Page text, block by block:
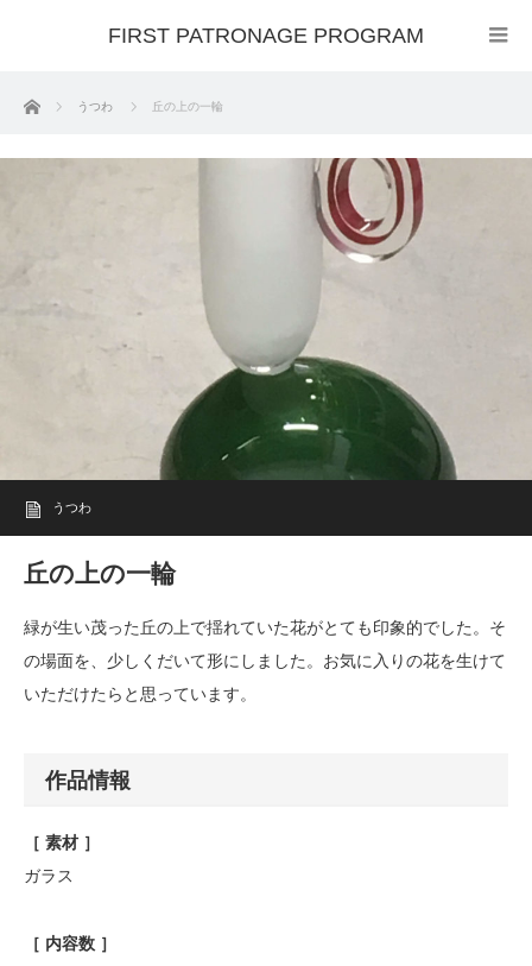
FIRST PATRONAGE PROGRAM
ホーム うつわ 丘の上の一輪
うつわ
丘の上の一輪
緑が生い茂った丘の上で揺れていた花がとても印象的でした。そ
の場面を、少しくだいて形にしました。お気に入りの花を生けて
いただけたらと思っています。
作品情報
［ 素材 ］
ガラス
［ 内容数 ］